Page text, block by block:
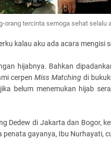
orang tercinta semoga sehat selalu
kalau aku ada acara mengisi
hijabnya. Bahkan
cerpen Miss Matchingdi
belum menemukan hijab
Dedew di Jakarta dan Bogor,
penata gayanya, Ibu Nurhayati,